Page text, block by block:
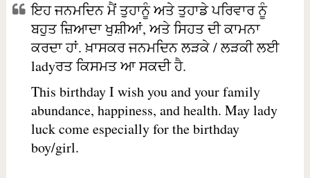
ਇਹ ਜਨਮਦਿਨ ਮੈਂ ਤੁਹਾਨੂੰ ਅਤੇ ਤੁਹਾਡੇ ਪਰਿਵਾਰ ਨੂੰ
ਬਹੁਤ ਜ਼ਿਆਦਾ ਖੁਸ਼ੀਆਂ, ਅਤੇ ਸਿਹਤ ਦੀ ਕਾਮਨਾ
ਕਰਦਾ ਹਾਂ. ਖ਼ਾਸਕਰ ਜਨਮਦਿਨ ਲੜਕੇ / ਲੜਕੀ ਲਈ
ladyਰਤ ਕਿਸਮਤ ਆ ਸਕਦੀ ਹੈ.
This birthday I wish you and your family
abundance, happiness, and health. May lady
luck come especially for the birthday
boy/girl.